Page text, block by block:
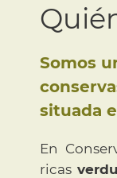
Somos
situada
En
ricas